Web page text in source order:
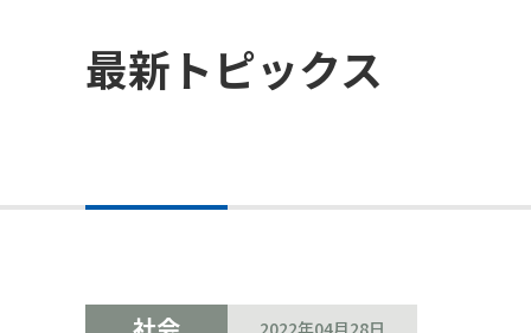
最新トピックス
2022年04月28日